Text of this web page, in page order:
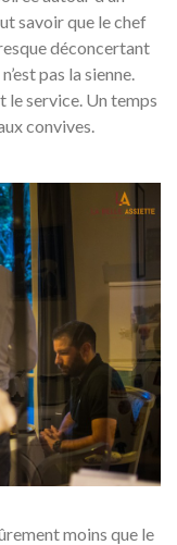
savoir que le chef
déconcertant
pas la sienne.
le service. Un temps
convives.
moins que le